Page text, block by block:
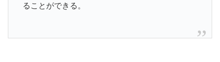
ることができる。